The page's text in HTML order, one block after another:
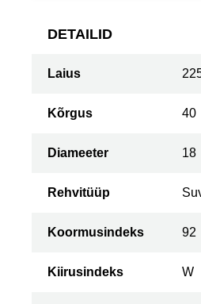
DETAILID
Laius
Kõrgus 40
Diameeter 18
Rehvitüüp
Koormusindeks 92
Kiirusindeks W